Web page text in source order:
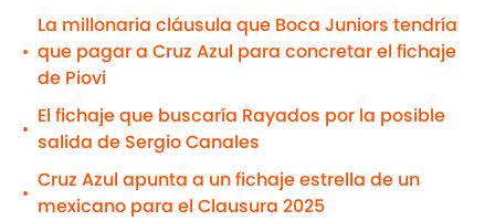
•
La millonaria cláusula que Boca Juniors tendría
que pagar a Cruz Azul para concretar el fichaje
de Piovi
•
El fichaje que buscaría Rayados por la posible
salida de Sergio Canales
•
Cruz Azul apunta a un fichaje estrella de un
mexicano para el Clausura 2025